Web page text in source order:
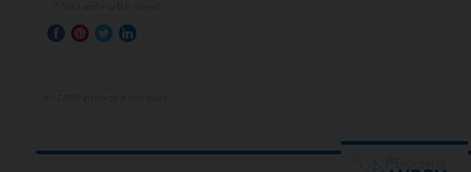
“Va’ e anche tu fa lo stesso”.
« “I CARE”: in ricordo di Don Milani